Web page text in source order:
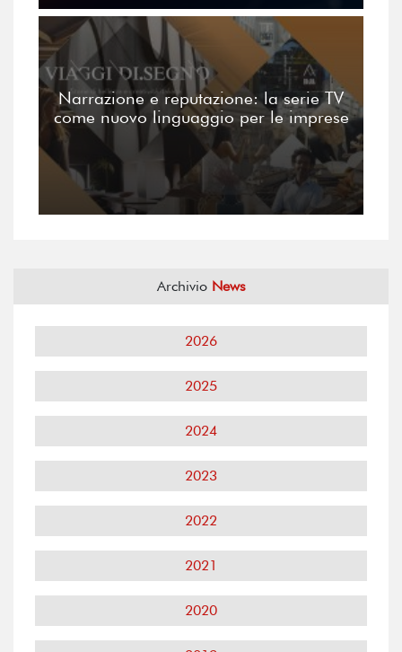
Narrazione e reputazione: la serie TV
come nuovo linguaggio per le imprese
Archivio News
2026
2025
2024
2023
2022
2021
2020